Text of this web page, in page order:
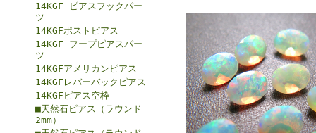
14KGF ピアスフックパー
ツ
14KGFポストピアス
14KGF フープピアスパー
ツ
14KGFアメリカンピアス
14KGFレバーバックピアス
14KGFピアス空枠
■天然石ピアス（ラウンド
2mm）